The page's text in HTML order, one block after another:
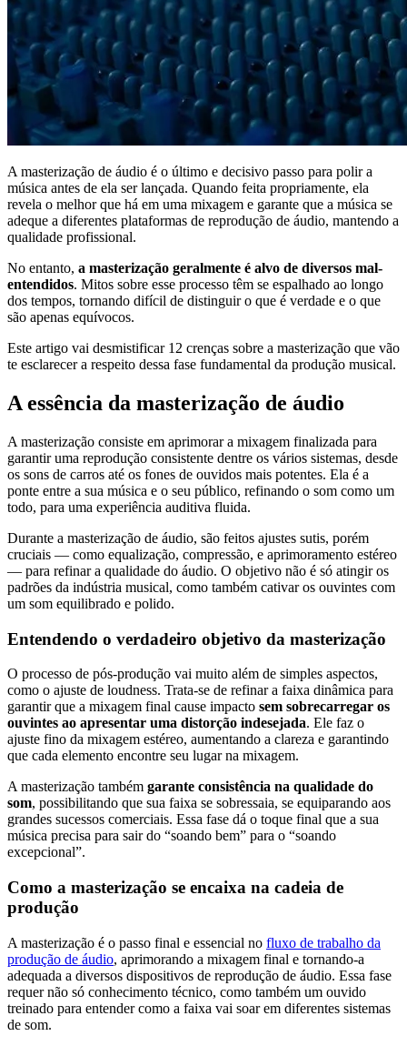
A masterização de áudio é o último e decisivo passo para polir a
música antes de ela ser lançada. Quando feita propriamente, ela
revela o melhor que há em uma mixagem e garante que a música se
adeque a diferentes plataformas de reprodução de áudio, mantendo a
qualidade profissional.
No entanto, a masterização geralmente é alvo de diversos mal-
entendidos. Mitos sobre esse processo têm se espalhado ao longo
dos tempos, tornando difícil de distinguir o que é verdade e o que
são apenas equívocos.
Este artigo vai desmistificar 12 crenças sobre a masterização que vão
te esclarecer a respeito dessa fase fundamental da produção musical.
A essência da masterização de áudio
A masterização consiste em aprimorar a mixagem finalizada para
garantir uma reprodução consistente dentre os vários sistemas, desde
os sons de carros até os fones de ouvidos mais potentes. Ela é a
ponte entre a sua música e o seu público, refinando o som como um
todo, para uma experiência auditiva fluida.
Durante a masterização de áudio, são feitos ajustes sutis, porém
cruciais — como equalização, compressão, e aprimoramento estéreo
— para refinar a qualidade do áudio. O objetivo não é só atingir os
padrões da indústria musical, como também cativar os ouvintes com
um som equilibrado e polido.
Entendendo o verdadeiro objetivo da masterização
O processo de pós-produção vai muito além de simples aspectos,
como o ajuste de loudness. Trata-se de refinar a faixa dinâmica para
garantir que a mixagem final cause impacto sem sobrecarregar os
ouvintes ao apresentar uma distorção indesejada. Ele faz o
ajuste fino da mixagem estéreo, aumentando a clareza e garantindo
que cada elemento encontre seu lugar na mixagem.
A masterização também garante consistência na qualidade do
som, possibilitando que sua faixa se sobressaia, se equiparando aos
grandes sucessos comerciais. Essa fase dá o toque final que a sua
música precisa para sair do “soando bem” para o “soando
excepcional”.
Como a masterização se encaixa na cadeia de
produção
A masterização é o passo final e essencial no fluxo de trabalho da
produção de áudio, aprimorando a mixagem final e tornando-a
adequada a diversos dispositivos de reprodução de áudio. Essa fase
requer não só conhecimento técnico, como também um ouvido
treinado para entender como a faixa vai soar em diferentes sistemas
de som.